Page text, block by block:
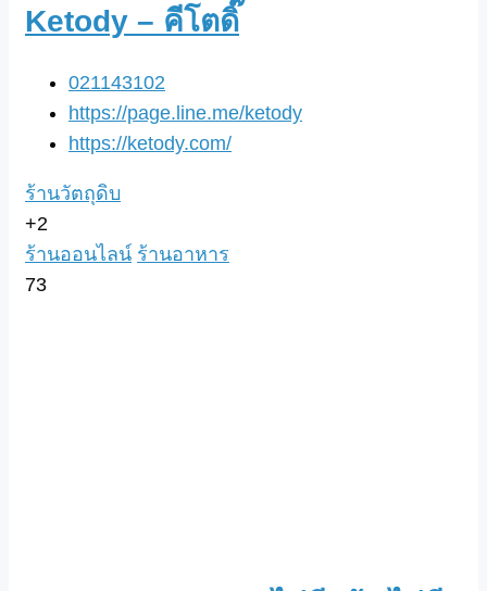
Ketody – คีโตดิ๊
021143102
https://page.line.me/ketody
https://ketody.com/
ร้านวัตถุดิบ
+2
ร้านออนไลน์ ร้านอาหาร
73